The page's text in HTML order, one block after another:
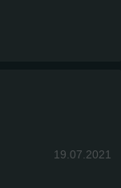
19.07.2021